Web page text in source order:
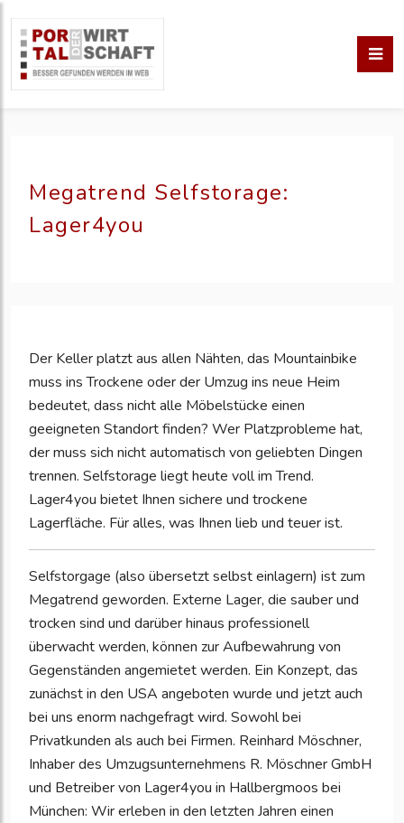
Megatrend Selfstorage:
Lager4you
Der Keller platzt aus allen Nähten, das Mountainbike
muss ins Trockene oder der Umzug ins neue Heim
bedeutet, dass nicht alle Möbelstücke einen
geeigneten Standort finden? Wer Platzprobleme hat,
der muss sich nicht automatisch von geliebten Dingen
trennen. Selfstorage liegt heute voll im Trend.
Lager4you bietet Ihnen sichere und trockene
Lagerfläche. Für alles, was Ihnen lieb und teuer ist.
Selfstorgage (also übersetzt selbst einlagern) ist zum
Megatrend geworden. Externe Lager, die sauber und
trocken sind und darüber hinaus professionell
überwacht werden, können zur Aufbewahrung von
Gegenständen angemietet werden. Ein Konzept, das
zunächst in den USA angeboten wurde und jetzt auch
bei uns enorm nachgefragt wird. Sowohl bei
Privatkunden als auch bei Firmen. Reinhard Möschner,
Inhaber des Umzugsunternehmens R. Möschner GmbH
und Betreiber von Lager4you in Hallbergmoos bei
München: Wir erleben in den letzten Jahren einen